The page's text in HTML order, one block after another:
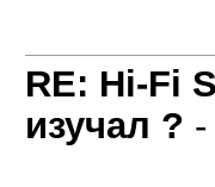
RE: Hi-Fi
изучал ? -